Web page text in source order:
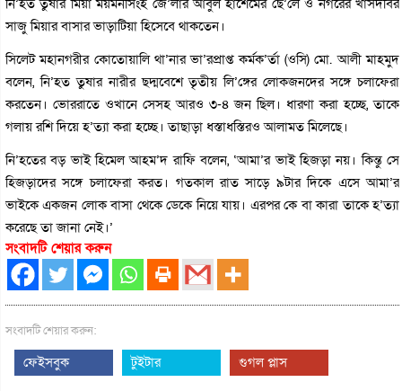
সাজু মিয়ার বাসার ভাড়াটিয়া হিসেবে থাকতেন।
সিলেট মহানগরীর কোতোয়ালি থা’নার ভা’রপ্রাপ্ত কর্মক’র্তা (ওসি) মো. আলী মাহমুদ
বলেন, নি’হত তুষার নারীর ছদ্মবেশে তৃতীয় লি’ঙ্গের লোকজনদের সঙ্গে চলাফেরা
করতেন। ভোররাতে ওখানে সেসহ আরও ৩-৪ জন ছিল। ধারণা করা হচ্ছে, তাকে
গলায় রশি দিয়ে হ’ত্যা করা হচ্ছে। তাছাড়া ধস্তাধস্তিরও আলামত মিলেছে।
নি’হতের বড় ভাই হিমেল আহম’দ রাফি বলেন, ‌‌‘আমা’র ভাই হিজড়া নয়। কিন্তু সে
হিজড়াদের সঙ্গে চলাফেরা করত। গতকাল রাত সাড়ে ৯টার দিকে এসে আমা’র
ভাইকে একজন লোক বাসা থেকে ডেকে নিয়ে যায়। এরপর কে বা কারা তাকে হ’ত্যা
করেছে তা জানা নেই।’
সংবাদটি শেয়ার করুন
সংবাদটি শেয়ার করুন:
ফেইসবুক টুইটার গুগল প্লাস